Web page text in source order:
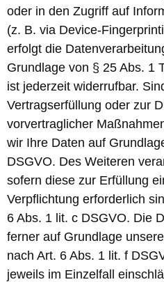
oder in den Zugriff auf
(z. B. via Device-
erfolgt die
Grundlage von § 25 Abs. 1
ist jederzeit widerrufbar.
Vertragserfüllung oder zur
vorvertraglicher
wir Ihre Daten auf
DSGVO. Des Weiteren
sofern diese zur Erfüllung
Verpflichtung erforderlich
6 Abs. 1 lit. c DSGVO. Die
ferner auf Grundlage
nach Art. 6 Abs. 1 lit. f
jeweils im Einzelfall